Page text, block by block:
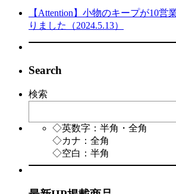
【Attention】小物のキープが10営
りました（2024.5.13）
Search
検索
◇英数字：半角・全角
◇カナ：全角
◇空白：半角